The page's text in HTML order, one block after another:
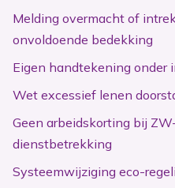
Melding overmacht of
onvoldoende bedekking
Eigen handtekening onder
Wet excessief lenen
Geen arbeidskorting bij
dienstbetrekking
Systeemwijziging eco-